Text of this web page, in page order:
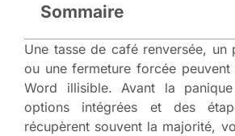
Sommaire
Une tasse de café renversée, un
ou une fermeture forcée
Word illisible. Avant la
options intégrées et des
récupèrent souvent la majorité,